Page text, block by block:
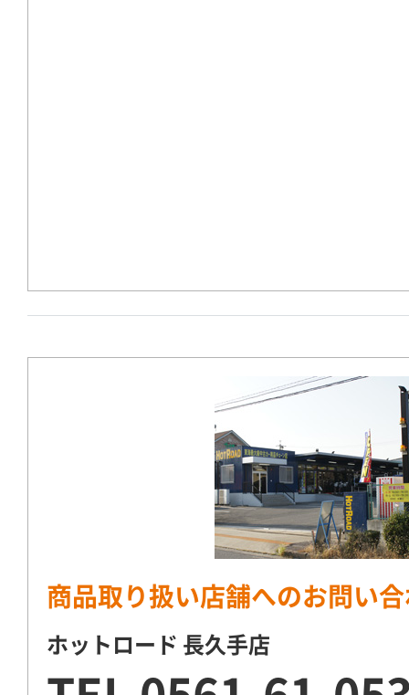
商品取り扱い店舗へのお問い
ホットロード 長久手店